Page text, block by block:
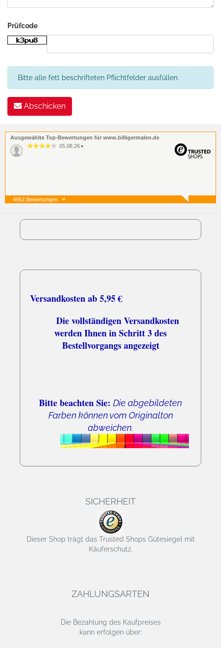
Prüfcode
Bitte alle fett beschrifteten Pflichtfelder ausfüllen.
Abschicken
Ausgewählte Top-Bewertungen für www.billigermalen.de
05.08.26 ▼
05.08.26 ▼
4952 Bewertungen
Versandkosten ab 5,95 €
Die vollständigen Versandkosten
werden Ihnen in Schritt 3 des
Bestellvorgangs angezeigt
Bitte beachten Sie: Die abgebildeten
Farben können vom Originalton
abweichen.
SICHERHEIT
Dieser Shop trägt das Trusted Shops Gütesiegel mit
Käuferschutz.
ZAHLUNGSARTEN
Die Bezahlung des Kaufpreises
kann erfolgen über: